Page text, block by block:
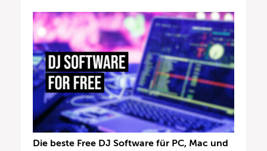
Die beste Free DJ Software für PC, Mac und